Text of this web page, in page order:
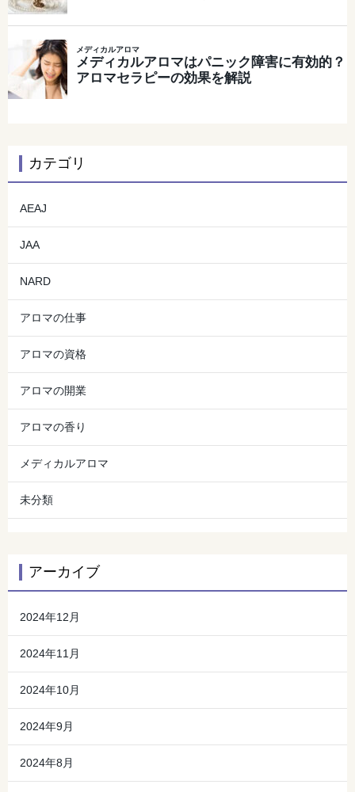
カテゴリ
AEAJ
JAA
NARD
アロマの仕事
アロマの資格
アロマの開業
アロマの香り
メディカルアロマ
未分類
アーカイブ
2024年12月
2024年11月
2024年10月
2024年9月
2024年8月